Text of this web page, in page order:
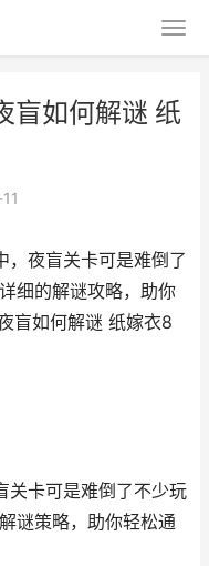
盲如何解谜 纸
，夜盲关卡可是难倒了
细的解谜攻略，助你
盲如何解谜 纸嫁衣8
关卡可是难倒了不少玩
谜策略，助你轻松通